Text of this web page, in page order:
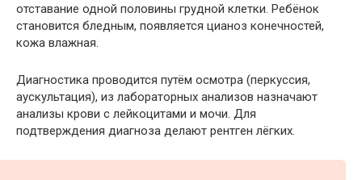
отставание одной половины грудной клетки. Ребёнок
становится бледным, появляется цианоз конечностей,
кожа влажная.
Диагностика проводится путём осмотра (перкуссия,
аускультация), из лабораторных анализов назначают
анализы крови с лейкоцитами и мочи. Для
подтверждения диагноза делают рентген лёгких.